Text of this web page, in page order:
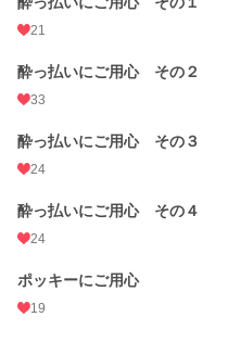
年間ポイント
累計ポイント 693,550 pt (8,061 位)
21
酔っ払いにご用心 その２
33
酔っ払いにご用心 その３
24
酔っ払いにご用心 その４
24
ポッキーにご用心
19